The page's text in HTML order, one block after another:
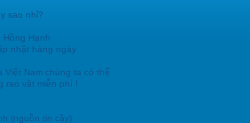
sao nhỉ?
Hồng Hạnh
nhật hàng ngày
Việt Nam chúng ta có thể
rao vặt miễn phí !
(nguồn tin cậy)